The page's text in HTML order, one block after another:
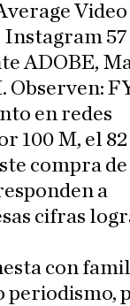
Instagram 57
ADOBE,
Observen:
en redes
100 M, el
compra de
a
cifras
con
periodismo,